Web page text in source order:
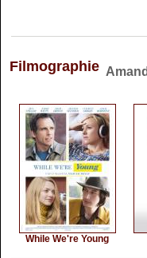
Filmographie
While We're Young